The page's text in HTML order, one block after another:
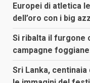
Europei di atletica
dell’oro con i big
Si ribalta il furgone
campagne
Sri Lanka, centinaia